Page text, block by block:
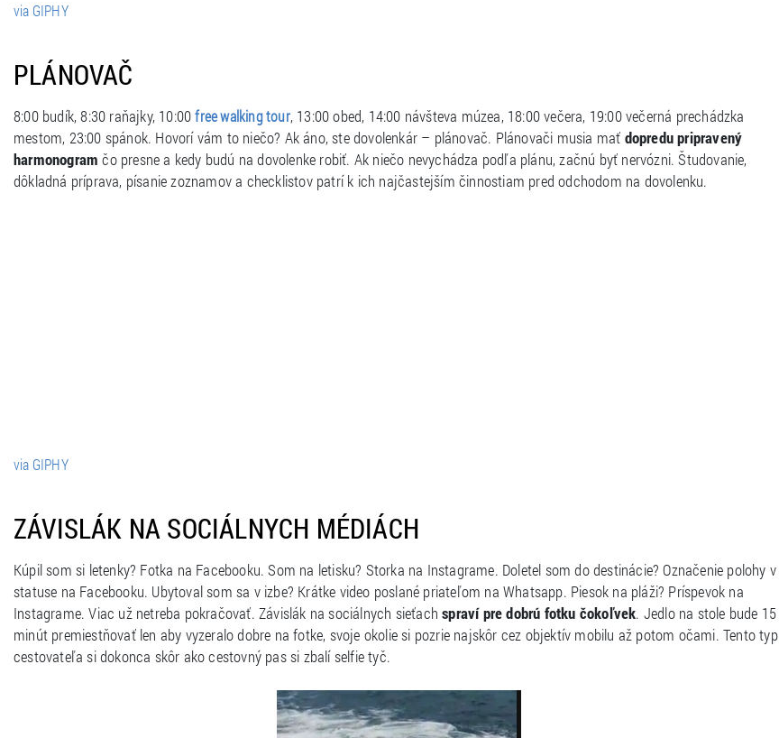
via GIPHY
PLÁNOVAČ
8:00 budík, 8:30 raňajky, 10:00 free walking tour, 13:00 obed, 14:00 návšteva múzea, 18:00 večera, 19:00 večerná prechádzka
mestom, 23:00 spánok. Hovorí vám to niečo? Ak áno, ste dovolenkár – plánovač. Plánovači musia mať dopredu pripravený
harmonogram čo presne a kedy budú na dovolenke robiť. Ak niečo nevychádza podľa plánu, začnú byť nervózni. Študovanie,
dôkladná príprava, písanie zoznamov a checklistov patrí k ich najčastejším činnostiam pred odchodom na dovolenku.
via GIPHY
ZÁVISLÁK NA SOCIÁLNYCH MÉDIÁCH
Kúpil som si letenky? Fotka na Facebooku. Som na letisku? Storka na Instagrame. Doletel som do destinácie? Označenie polohy v
statuse na Facebooku. Ubytoval som sa v izbe? Krátke video poslané priateľom na Whatsapp. Piesok na pláži? Príspevok na
Instagrame. Viac už netreba pokračovať. Závislák na sociálnych sieťachspraví pre dobrú fotku čokoľvek. Jedlo na stole bude 15
minút premiestňovať len aby vyzeralo dobre na fotke, svoje okolie si pozrie najskôr cez objektív mobilu až potom očami. Tento typ
cestovateľa si dokonca skôr ako cestovný pas si zbalí selfie tyč.